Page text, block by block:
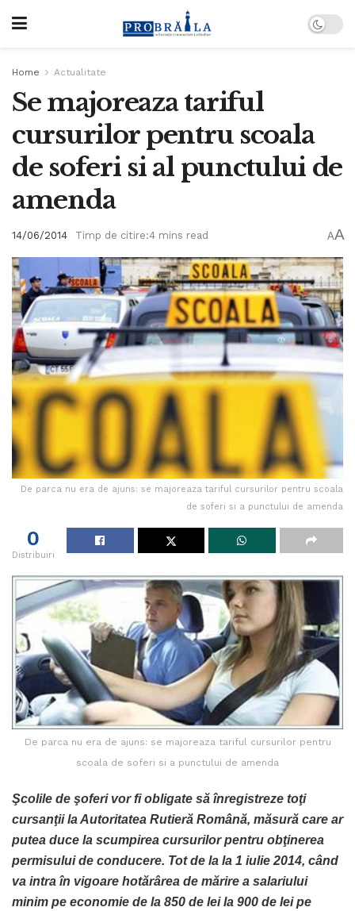
Home Actualitate
Se majoreaza tariful
cursurilor pentru scoala
de soferi si al punctului de
amenda
14/06/2014 Timp de citire:4 mins read AA
De parca nu era de ajuns: se majoreaza tariful cursurilor pentru scoala
de soferi si a punctului de amenda
0
Distribuiri
De parca nu era de ajuns: se majoreaza tariful cursurilor pentru
scoala de soferi si a punctului de amenda
Şcolile de şoferi vor fi obligate să înregistreze toţi
cursanţii la Autoritatea Rutieră Română, măsură care ar
putea duce la scumpirea cursurilor pentru obţinerea
permisului de conducere. Tot de la la 1 iulie 2014, când
va intra în vigoare hotărârea de mărire a salariului
minim pe economie de la 850 de lei la 900 de lei pe